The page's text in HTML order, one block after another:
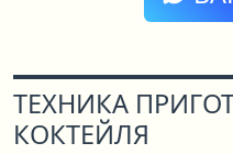
ТЕХНИКА
КОКТЕЙЛЯ